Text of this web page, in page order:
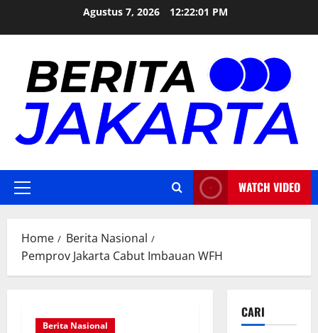
Agustus 7, 2026 12:22:02 PM
Primary
WATCH VIDEO
Home
Berita Nasional
Pemprov Jakarta Cabut Imbauan WFH
Berita Nasional
CARI